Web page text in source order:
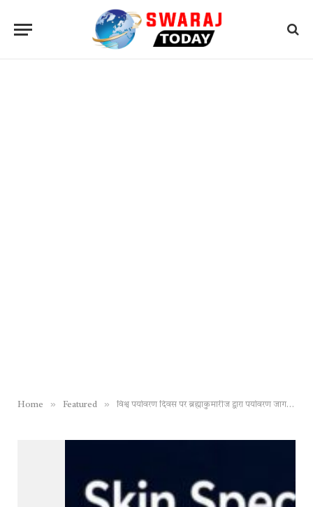
Home » Featured » विश्व पर्यावरण दिवस पर ब्रह्माकुमारीज द्वारा पर्यावरण जागरूकता कार्यक्रम आयोजित